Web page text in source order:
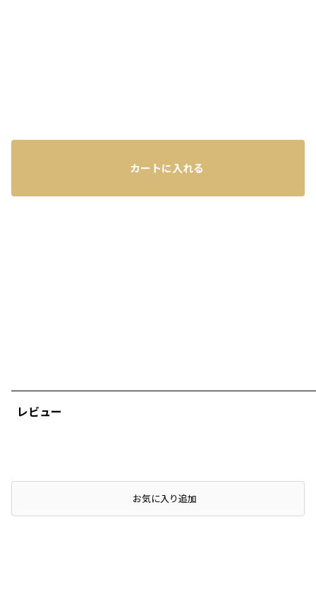
レビュー
カートに入れる
店頭在庫を確認するお気に入り追加